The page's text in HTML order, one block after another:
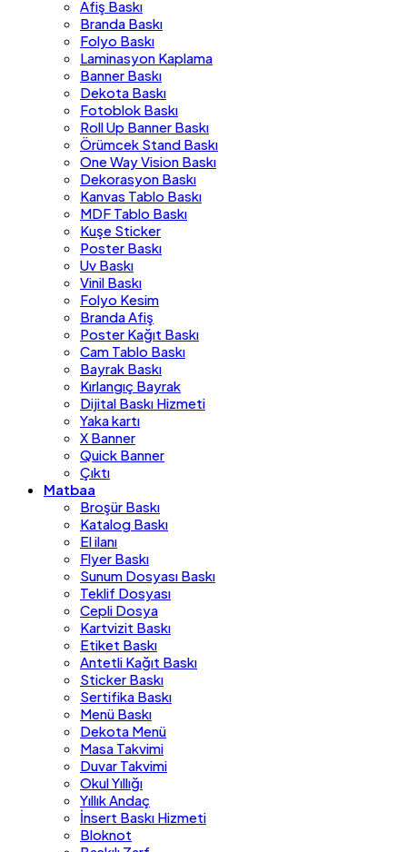
Afiş Baskı
Branda Baskı
Folyo Baskı
Laminasyon Kaplama
Banner Baskı
Dekota Baskı
Fotoblok Baskı
Roll Up Banner Baskı
Örümcek Stand Baskı
One Way Vision Baskı
Dekorasyon Baskı
Kanvas Tablo Baskı
MDF Tablo Baskı
Kuşe Sticker
Poster Baskı
Uv Baskı
Vinil Baskı
Folyo Kesim
Branda Afiş
Poster Kağıt Baskı
Cam Tablo Baskı
Bayrak Baskı
Kırlangıç Bayrak
Dijital Baskı Hizmeti
Yaka kartı
X Banner
Quick Banner
Çıktı
Matbaa
Broşür Baskı
Katalog Baskı
El ilanı
Flyer Baskı
Sunum Dosyası Baskı
Teklif Dosyası
Cepli Dosya
Kartvizit Baskı
Etiket Baskı
Antetli Kağıt Baskı
Sticker Baskı
Sertifika Baskı
Menü Baskı
Dekota Menü
Masa Takvimi
Duvar Takvimi
Okul Yıllığı
Yıllık Andaç
İnsert Baskı Hizmeti
Bloknot